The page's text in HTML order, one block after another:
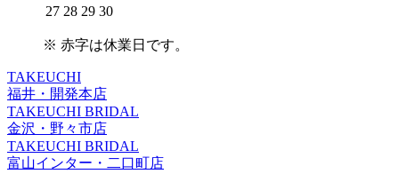
27 28 29 30
※ 赤字は休業日 です。
TAKEUCHI
福井・開発本店
TAKEUCHI BRIDAL
金沢・野々市店
TAKEUCHI BRIDAL
富山インター・二口町店